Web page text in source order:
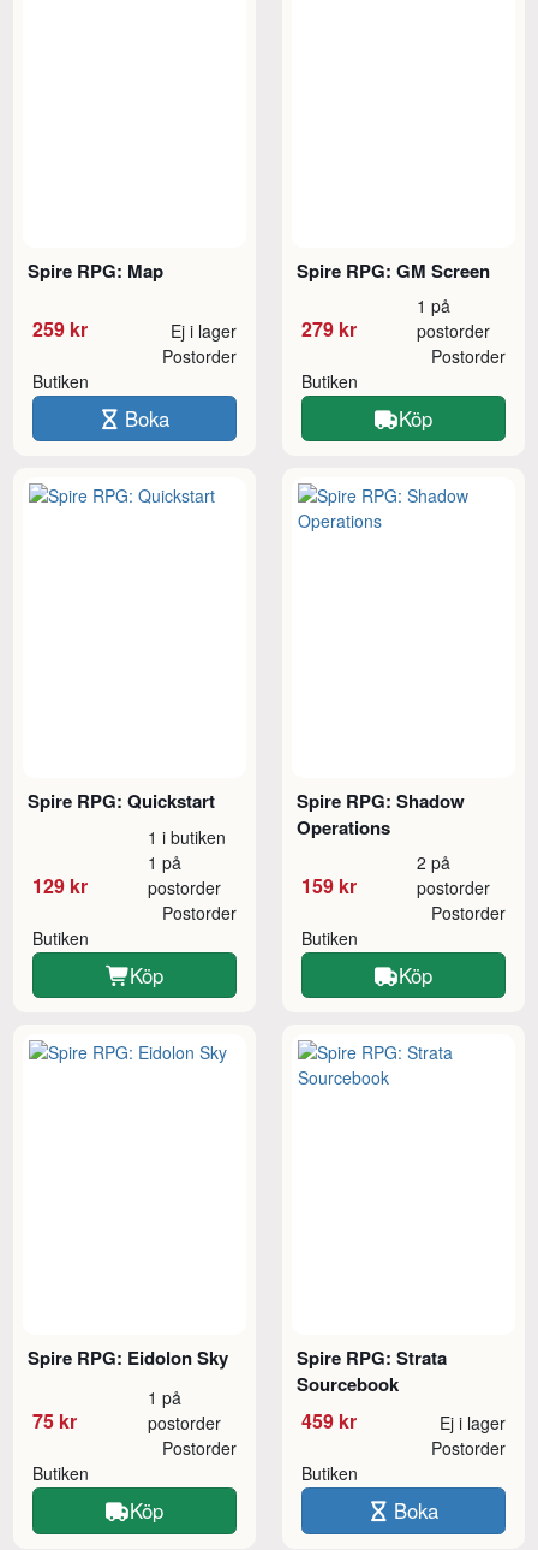
Spire RPG: Map
259 kr Ej i lager
Butiken
Postorder
Boka
Spire RPG: GM Screen
279 kr
1 på
postorder
Butiken
Postorder
Köp
Spire RPG: Quickstart
129 kr
1 i butiken
1 på
postorder
Butiken
Postorder
Köp
Spire RPG: Shadow
Operations
159 kr
2 på
postorder
Butiken
Postorder
Köp
Spire RPG: Eidolon Sky
75 kr
1 på
postorder
Butiken
Postorder
Köp
Spire RPG: Strata
Sourcebook
459 kr Ej i lager
Butiken
Postorder
Boka